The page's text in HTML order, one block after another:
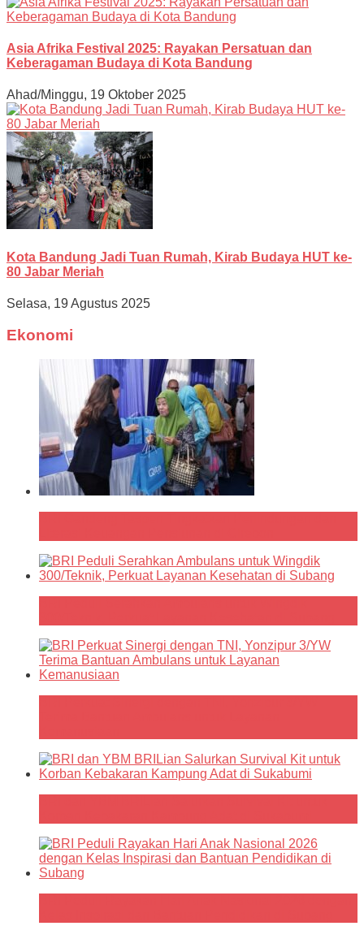
Asia Afrika Festival 2025: Rayakan Persatuan dan
Keberagaman Budaya di Kota Bandung
Ahad/Minggu, 19 Oktober 2025
Kota Bandung Jadi Tuan Rumah, Kirab Budaya HUT ke-
80 Jabar Meriah
Selasa, 19 Agustus 2025
Ekonomi